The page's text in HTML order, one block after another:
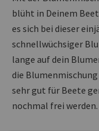
blüht in Deinem
es sich bei dieser
schnellwüchsiger
lange auf dein
die
sehr gut für Beete
nochmal frei werden.